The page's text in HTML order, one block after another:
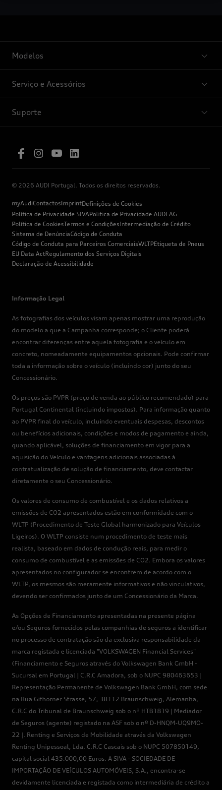
Modelos
Serviço e Acessórios
Suporte
© 2026 AUDI Portugal. Todos os direitos reservados.
myAudiContactosImprintDefinições de Cookies
Política de Privacidade SIVAPolitica de Privacidade AUDI AG
Política de CookiesTermos e CondiçõesIntermediação de Crédito
Sistema de DenúnciaCódigo de Conduta
Código de Conduta para Parceiros ComerciaisWLTPEtiqueta de Pneus
EU Data ActRegulamento dos Serviços Digitais
Declaração de Acessibilidade
Informação Legal
As fotografias dos veículos visam apenas mostrar uma reprodução
do modelo a que a Campanha corresponde; o Cliente poderá
encontrar diferenças entre aquela fotografia e o veículo em
concreto, nomeadamente equipamentos opcionais. Pode confirmar
toda a informação sobre o veículo (incluindo cor) junto do seu
Concessionário.
Os preços são PVPR (preço de venda ao público recomendado) para
Portugal Continental (incluindo impostos). Para informação quanto
ao PVPR final do veículo, incluindo eventuais despesas, descontos
ou benefícios adicionais, condições e modos de pagamento e ainda,
quando aplicável, soluções de financiamento em vigor para a
aquisição do Veículo e vantagens adicionais associadas à
contratualização de solução de financiamento, deve contactar
diretamente o seu Concessionário.
Os valores de consumo de combustível e os dados relativos a
emissões de CO2 apresentados estão em conformidade com o
WLTP (Procedimento de Teste Global harmonizado para Veículos
Ligeiros). O WLTP consiste num procedimento de teste mais
realista, baseado em dados de condução reais, para medir o
consumo de combustível e as emissões de CO2. Embora os valores
apresentados no configurador se encontrem de acordo com o
WLTP, os mesmos são meramente informativos e não vinculativos,
devendo ser confirmados junto de um Concessionário da Marca.
As Opções de Financiamento apresentadas na presente página
e/ou Seguros fornecidos pelas companhias de seguros a identificar
no processo de contratação são da exclusiva responsabilidade da
marca registada e licenciada "VOLKSWAGEN Financial Services"
(Financiamento e Seguros através do Volkswagen Bank GmbH -
Sucursal em Portugal | C.R.C Amadora, sob o NUPC 980463653 |
Representação Permanente de Volkswagen Bank GmbH, com sede
na Rua Gifhorner Strasse, 57, 38112 Braunschweig, Alemanha,
C.R.C do Tribunal de Braunschweig sob o nº HTB1819 | Mediador
de Seguros (agente) registado na ASF sob o nº D-HNQM-UQ9MO-
22 |. Renting e Serviços de Mobilidade através da Volkswagen
Renting Unipessoal, Lda. C.R.C Cascais sob o NUPC 507850149,
capital social 435.000,00 Euros. A SIVA - SOCIEDADE DE
IMPORTAÇÃO DE VEÍCULOS AUTOMÓVEIS, S.A., encontra-se
devidamente licenciada e registada como intermediária de crédito a